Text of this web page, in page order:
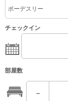
チェックイン
部屋数
－